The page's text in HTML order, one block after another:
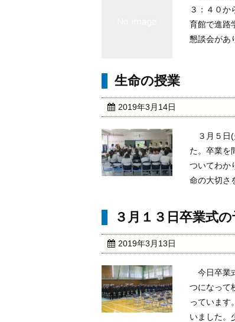
３：４０か
育館で進路
懇談会があ
生命の授業
2019年3月14日
３月５日(
た。卒業を
ついてわか
命の大切さ
３月１３日卒業式
2019年3月13日
今日卒業
つになって
っています
いました。